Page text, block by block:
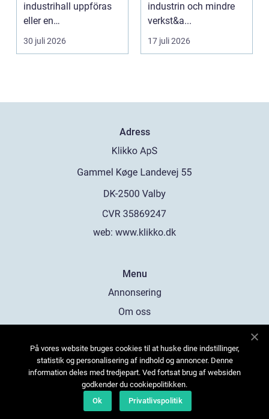
industrihall uppföras
eller en
lantbruksanläggning
moderniseras ä...
30 juli 2026
industrin och mindre
verkst&a...
17 juli 2026
Adress
web: www.klikko.dk
Menu
Annonsering
Om oss
Kontakta oss
Sitemap
På vores website bruges cookies til at huske dine indstillinger,
statistik og personalisering af indhold og annoncer. Denne
information deles med tredjepart. Ved fortsat brug af websiden
godkender du cookiepolitikken.
Ok
Privatlivspolitik